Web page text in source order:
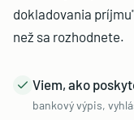
dokladovania
než sa rozhodnete.
Viem, ako
bankový výpis,